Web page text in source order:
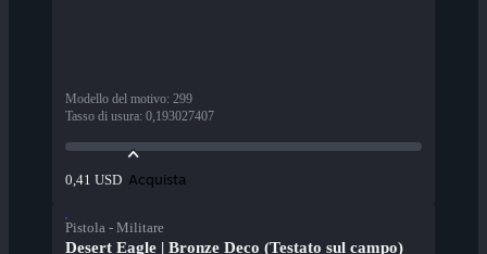
Modello del motivo: 299
Tasso di usura: 0,193027407
0,41 USD Acquista
Pistola - Militare
Desert Eagle | Bronze Deco (Testato sul campo)